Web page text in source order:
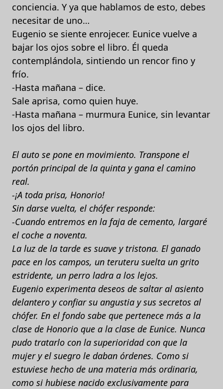
conciencia. Y ya que hablamos de esto, debes
necesitar de uno…
Eugenio se siente enrojecer. Eunice vuelve a
bajar los ojos sobre el libro. Él queda
contemplándola, sintiendo un rencor fino y
frío.
-Hasta mañana – dice.
Sale aprisa, como quien huye.
-Hasta mañana – murmura Eunice, sin levantar
los ojos del libro.
El auto se pone en movimiento. Transpone el
portón principal de la quinta y gana el camino
real.
-¡A toda prisa, Honorio!
Sin darse vuelta, el chófer responde:
-Cuando entremos en la faja de cemento, largaré
el coche a noventa.
La luz de la tarde es suave y tristona. El ganado
pace en los campos, un teruteru suelta un grito
estridente, un perro ladra a los lejos.
Eugenio experimenta deseos de saltar al asiento
delantero y confiar su angustia y sus secretos al
chófer. En el fondo sabe que pertenece más a la
clase de Honorio que a la clase de Eunice. Nunca
pudo tratarlo con la superioridad con que la
mujer y el suegro le daban órdenes. Como si
estuviese hecho de una materia más ordinaria,
como si hubiese nacido exclusivamente para